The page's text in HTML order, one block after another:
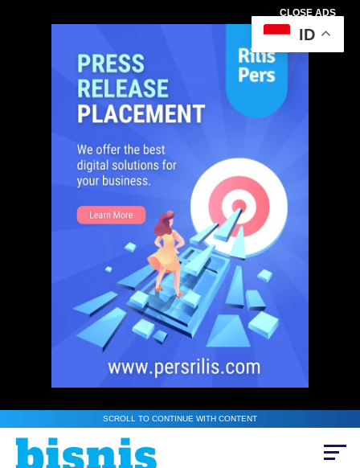
CLOSE ADS
SCROLL TO CONTINUE WITH CONTENT
ID